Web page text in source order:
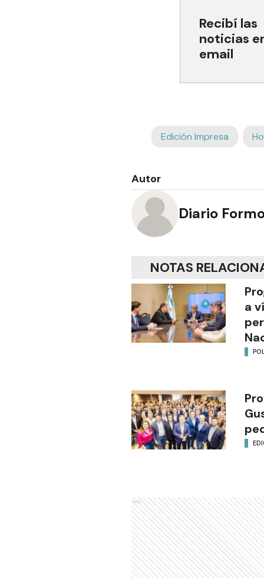
Recibí las
noticias
email
Edición Impresa
Autor
Diario
NOTAS
a
Ads